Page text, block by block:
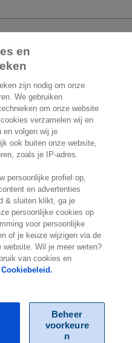
klaar om je te
en
zijn nodig om onze
We gebruiken
om onze website
verzamelen wij en
en volgen wij je
ook buiten onze website,
zoals je IP-adres.
persoonlijke profiel op,
en advertenties
& sluiten klikt, ga je
persoonlijke cookies op
voor persoonlijke
of je keuze wijzigen via de
website. Wil je meer weten?
van cookies en
Cookiebeleid.
Beheer
voorkeure
n